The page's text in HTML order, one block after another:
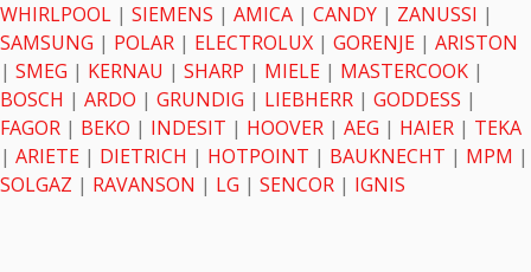
WHIRLPOOL | SIEMENS | AMICA | CANDY | ZANUSSI |
SAMSUNG | POLAR | ELECTROLUX | GORENJE | ARISTON
| SMEG | KERNAU | SHARP | MIELE | MASTERCOOK |
BOSCH | ARDO | GRUNDIG | LIEBHERR | GODDESS |
FAGOR | BEKO | INDESIT | HOOVER | AEG | HAIER | TEKA
| ARIETE | DIETRICH | HOTPOINT | BAUKNECHT | MPM |
SOLGAZ | RAVANSON | LG | SENCOR | IGNIS